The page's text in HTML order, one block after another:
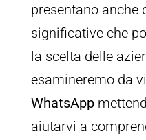
presentano anche
significative che
la scelta delle
esamineremo da
WhatsApp
aiutarvi a